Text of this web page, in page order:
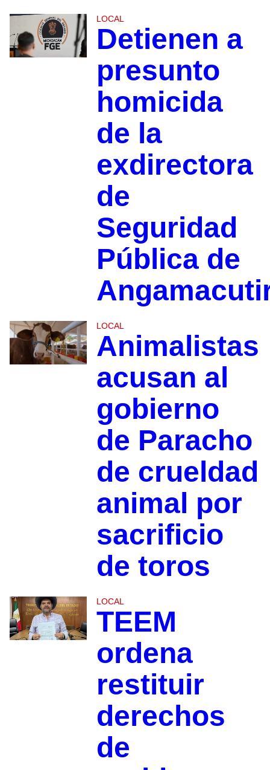
LOCAL
Detienen a
presunto
homicida
de la
exdirectora
de
Seguridad
Pública de
LOCAL
Animalistas
acusan al
gobierno
de Paracho
de crueldad
animal por
sacrificio
de toros
LOCAL
TEEM
ordena
restituir
derechos
de